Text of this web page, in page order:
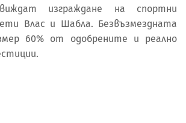
изграждане на спортни
Влас и Шабла. Безвъзмездната
60% от одобрените и реално